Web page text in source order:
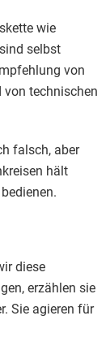
wie
selbst
von
technischen
falsch, aber
hält
diese
erzählen sie
Sie agieren für